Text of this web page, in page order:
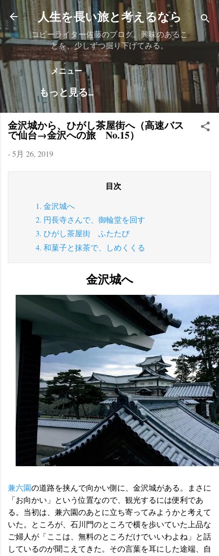
スキップしてメイン コンテンツに移動
人生を長い旅と考えるなら
コピーライター佐藤のブログ。興味のあるこ
とを、少しずつ掘り下げてみる。
メニュー
もっと見る…
金沢城から、ひがし茶屋街へ（高速バス
で仙台→金沢への旅 No.15）
-5月 26, 2019
1. 金沢城へ
2. 円長寺さんで、御輪堂を回す
3. ひがし茶屋街 ふたたび
4. 和菓子と抹茶で、しめくくる
金沢城へ
兼六園の道路を挟んで向かい側に、金沢城がある。まさに
「お向かい」という位置なので、観光するには便利であ
る。当初は、兼六園のあとに立ち寄ってみようかと考えて
いた。ところが、石川門のところで横を歩いていた上品な
ご婦人が「ここは、無料のところだけでいいわよね」と話
しているのが聞こえてきた。その言葉を耳にした途端、自